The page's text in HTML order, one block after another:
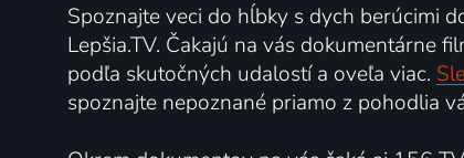
Spoznajte veci do hĺbky s dych berúcimi
Lepšia.TV. Čakajú na vás dokumentárne
podľa skutočných udalostí a oveľa viac.
spoznajte nepoznané priamo z pohodlia